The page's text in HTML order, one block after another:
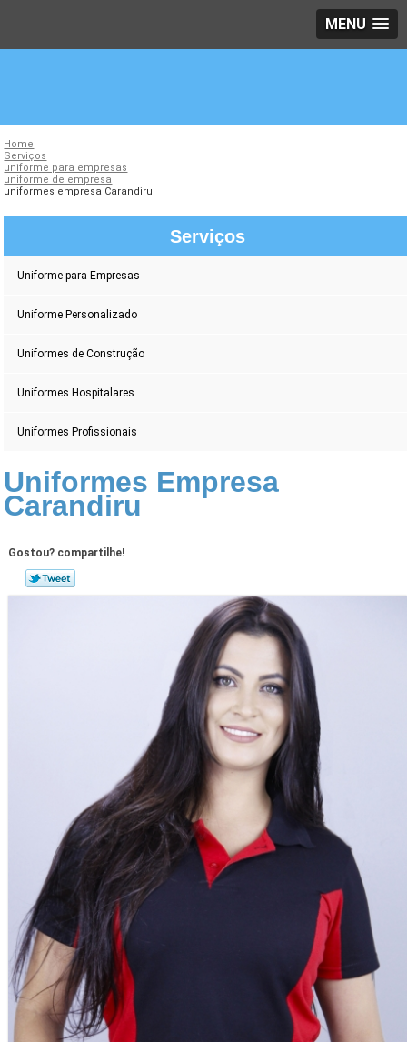
MENU
Home
Serviços
uniforme para empresas
uniforme de empresa
uniformes empresa Carandiru
Serviços
Uniforme para Empresas
Uniforme Personalizado
Uniformes de Construção
Uniformes Hospitalares
Uniformes Profissionais
Uniformes Empresa
Carandiru
Gostou? compartilhe!